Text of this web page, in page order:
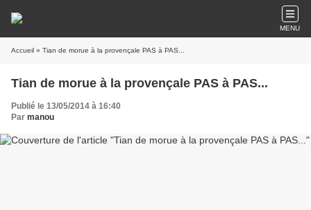
MENU
Accueil » Tian de morue à la provençale PAS à PAS...
Tian de morue à la provençale PAS à PAS...
Publié le 13/05/2014 à 16:40
Par manou